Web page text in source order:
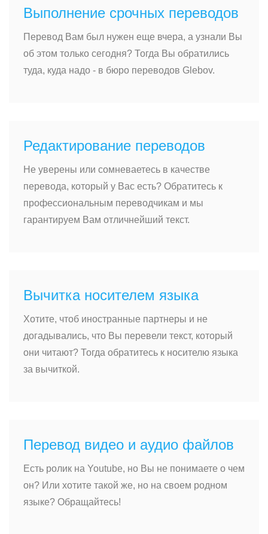
Выполнение срочных переводов
Перевод Вам был нужен еще вчера, а узнали Вы
об этом только сегодня? Тогда Вы обратились
туда, куда надо - в бюро переводов Glebov.
Редактирование переводов
Не уверены или сомневаетесь в качестве
перевода, который у Вас есть? Обратитесь к
профессиональным переводчикам и мы
гарантируем Вам отличнейший текст.
Вычитка носителем языка
Хотите, чтоб иностранные партнеры и не
догадывались, что Вы перевели текст, который
они читают? Тогда обратитесь к носителю языка
за вычиткой.
Перевод видео и аудио файлов
Есть ролик на Youtube, но Вы не понимаете о чем
он? Или хотите такой же, но на своем родном
языке? Обращайтесь!